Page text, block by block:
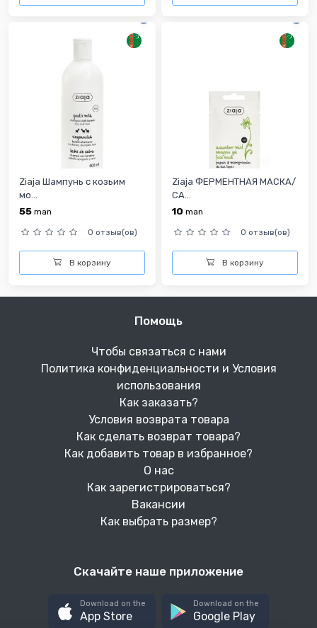
Ziaja Шампунь с козьим
мо...
55 man
0 отзыв(ов)
В корзину
Ziaja ФЕРМЕНТНАЯ МАСКА/
СА...
10 man
0 отзыв(ов)
В корзину
Помощь
Чтобы связаться с нами
Политика конфиденциальности и Условия
использования
Как заказать?
Условия возврата товара
Как сделать возврат товара?
Как добавить товар в избранное?
О нас
Как зарегистрироваться?
Вакансии
Как выбрать размер?
Скачайте наше приложение
Download on the
App Store
Download on the
Google Play